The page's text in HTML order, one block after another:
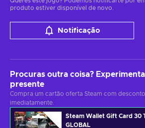
produto estiver disponível de novo.
Notificação
Procuras outra coisa?
presente
Compra um cartão oferta Steam com
imediatamente.
Steam Wallet Gift Card 30
GLOBAL